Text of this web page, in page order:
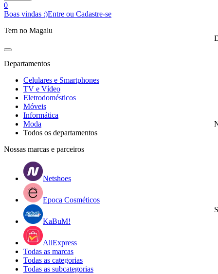
0
Boas vindas :)Entre ou Cadastre-se
Tem no Magalu
Departamentos
Celulares e Smartphones
TV e Vídeo
Eletrodomésticos
Móveis
Informática
Moda
Todos os departamentos
Nossas marcas e parceiros
Netshoes
Epoca Cosméticos
KaBuM!
AliExpress
Todas as marcas
Todas as categorias
Todas as subcategorias